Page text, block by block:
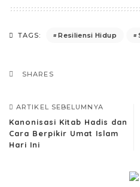
TAGS: Resiliensi Hidup
SHARES
ARTIKEL SEBELUMNYA
Kanonisasi Kitab Hadis dan
Cara Berpikir Umat Islam
Hari Ini